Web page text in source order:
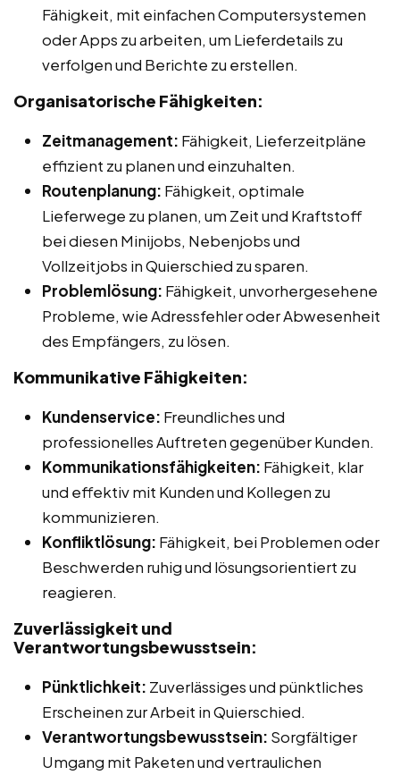
Fähigkeit, mit einfachen Computersystemen
oder Apps zu arbeiten, um Lieferdetails zu
verfolgen und Berichte zu erstellen.
Organisatorische Fähigkeiten:
Zeitmanagement: Fähigkeit, Lieferzeitpläne
effizient zu planen und einzuhalten.
Routenplanung: Fähigkeit, optimale
Lieferwege zu planen, um Zeit und Kraftstoff
bei diesen Minijobs, Nebenjobs und
Vollzeitjobs in Quierschied zu sparen.
Problemlösung: Fähigkeit, unvorhergesehene
Probleme, wie Adressfehler oder Abwesenheit
des Empfängers, zu lösen.
Kommunikative Fähigkeiten:
Kundenservice: Freundliches und
professionelles Auftreten gegenüber Kunden.
Kommunikationsfähigkeiten: Fähigkeit, klar
und effektiv mit Kunden und Kollegen zu
kommunizieren.
Konfliktlösung: Fähigkeit, bei Problemen oder
Beschwerden ruhig und lösungsorientiert zu
reagieren.
Zuverlässigkeit und
Verantwortungsbewusstsein:
Pünktlichkeit: Zuverlässiges und pünktliches
Erscheinen zur Arbeit in Quierschied.
Verantwortungsbewusstsein: Sorgfältiger
Umgang mit Paketen und vertraulichen